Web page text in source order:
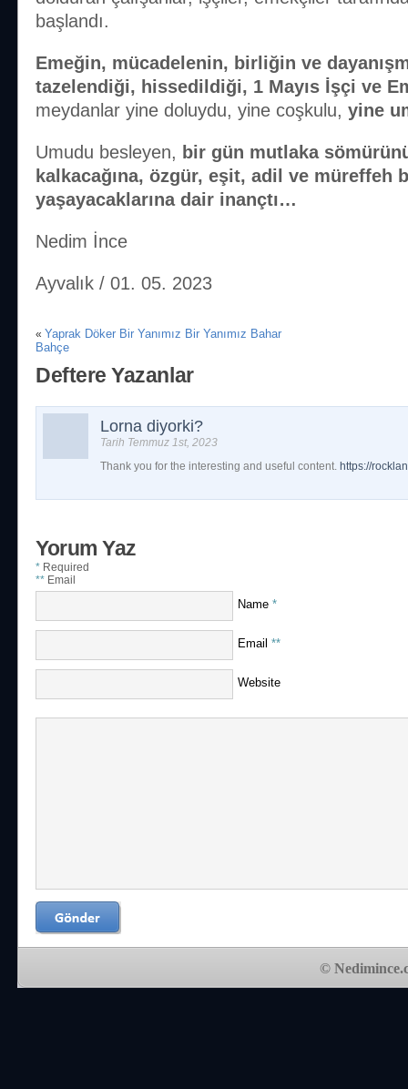
başlandı.
Emeğin, mücadelenin, birliğin ve
tazelendiği, hissedildiği, 1 Mayıs İşçi ve
meydanlar yine doluydu, yine coşkulu, yine
Umudu besleyen, bir gün mutlaka
kalkacağına, özgür, eşit, adil ve müreffeh
yaşayacaklarına dair inançtı…
Nedim İnce
Ayvalık / 01. 05. 2023
« Yaprak Döker Bir Yanımız Bir Yanımız Bahar
Bahçe
Deftere Yazanlar
Lorna diyorki?
Tarih Temmuz 1st, 2023
Thank you for the interesting and useful content. https://
Yorum Yaz
* Required
** Email
Name *
Email **
Website
©